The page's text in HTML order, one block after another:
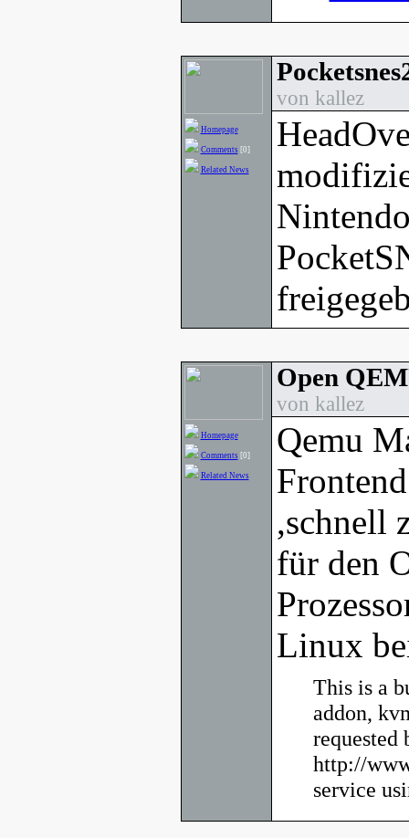
Homepage
Comments [0]
Related News
von kallez
Homepage
Comments [0]
Related News
Open
von kallez
Qemu
,schnell
für den
Linux
This is a
addon,
requested
http://
service